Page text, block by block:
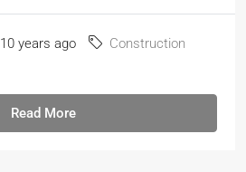
10 years ago
Construction
Read More